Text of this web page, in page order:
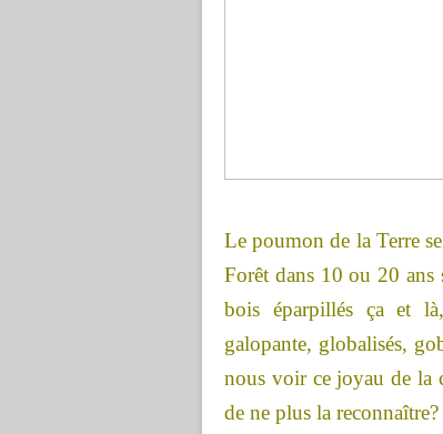
Le poumon de la Terre
Forêt dans 10 ou 20 ans
bois éparpillés ça et
galopante, globalisés,
nous voir ce joyau de la
de ne plus la reconnaître?